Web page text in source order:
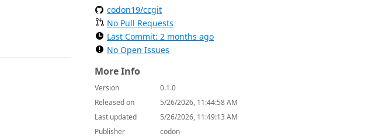
codon19/ccgit
No Pull Requests
Last Commit: 2 months ago
No Open Issues
More Info
Version
0.1.0
Released on
5/26/2026, 11:44:58 AM
Last updated
5/26/2026, 11:49:13 AM
Publisher
codon